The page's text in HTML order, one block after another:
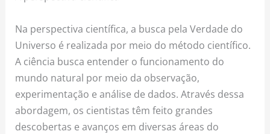
Na perspectiva científica, a busca pela Verdade do
Universo é realizada por meio do método científico.
A ciência busca entender o funcionamento do
mundo natural por meio da observação,
experimentação e análise de dados. Através dessa
abordagem, os cientistas têm feito grandes
descobertas e avanços em diversas áreas do